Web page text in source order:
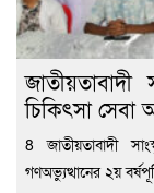
চিকিৎসা
8 জাতীয়তাবাদী
গণঅভ্যুত্থানের ২য়